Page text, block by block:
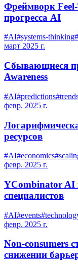
Фреймворк
прогресса AI
#AI#systems-thinking#
март 2025 г.
Сбывающиеся
Awareness
#AI#predictions#
февр. 2025 г.
ресурсов
#AI#economics#
февр. 2025 г.
YCombinator AI
специалистов
#AI#events#
февр. 2025 г.
Non-consumers
снижении